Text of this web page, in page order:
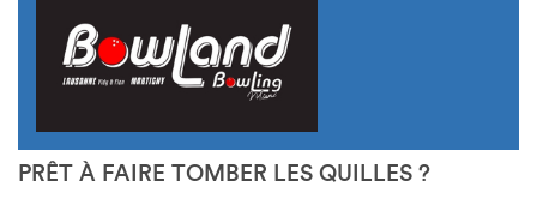
PRÊT À FAIRE TOMBER LES QUILLES ?